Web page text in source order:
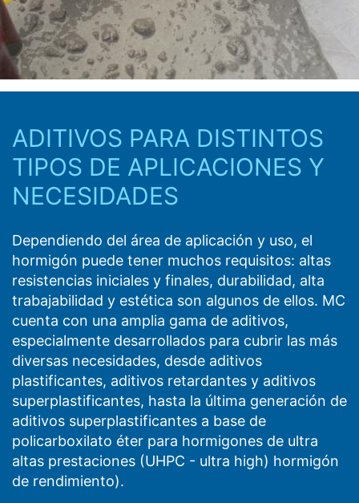
ADITIVOS PARA DISTINTOS
TIPOS DE APLICACIONES Y
NECESIDADES
Dependiendo del área de aplicación y uso, el
hormigón puede tener muchos requisitos: altas
resistencias iniciales y finales, durabilidad, alta
trabajabilidad y estética son algunos de ellos. MC
cuenta con una amplia gama de aditivos,
especialmente desarrollados para cubrir las más
diversas necesidades, desde aditivos
plastificantes, aditivos retardantes y aditivos
superplastificantes, hasta la última generación de
aditivos superplastificantes a base de
policarboxilato éter para hormigones de ultra
altas prestaciones (UHPC - ultra high) hormigón
de rendimiento).